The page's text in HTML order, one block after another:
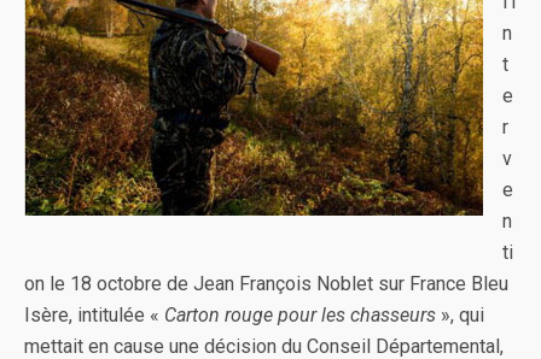
n
t
e
r
v
e
n
ti
on le 18 octobre de Jean François Noblet sur France Bleu
Isère, intitulée « Carton rouge pour les chasseurs », qui
mettait en cause une décision du Conseil Départemental,